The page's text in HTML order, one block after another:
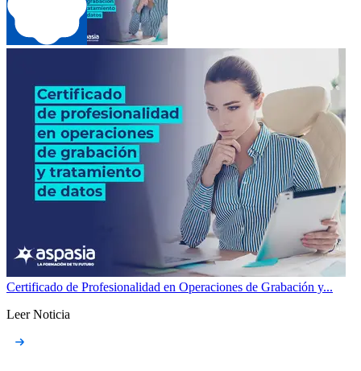
Certificado de Profesionalidad en Operaciones de Grabación y...
Leer Noticia